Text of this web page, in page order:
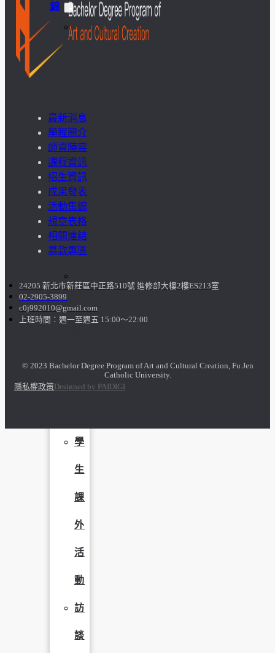
錦
大
責
任
USR
專
區
生
呈
學
生
課
外
活
動
訪
談
最新消息
學程簡介
師資陣容
課程資訊
招生資訊
成果發表
活動集錦
規章表格
相關連結
募款專區
24205 新北市新莊區中正路510號 進修部大樓2樓ES213室
02-2905-3899
c0j992010@gmail.com
上班時間：週一至週五 15:00～22:00
© 2023 Bachelor Degree Program of Art and Cultural Creation, Fu Jen
Catholic University.
隱私權政策 Designed by PAIDIGI